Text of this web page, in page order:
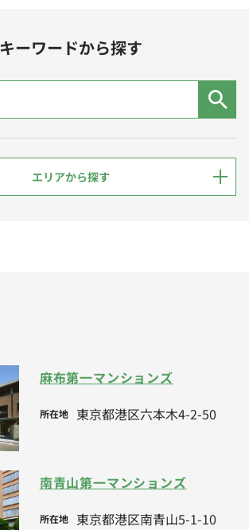
キーワードから探す
エリアから探す
麻布第一マンションズ
所在地 東京都港区六本木4-2-50
南青山第一マンションズ
所在地 東京都港区南青山5-1-10